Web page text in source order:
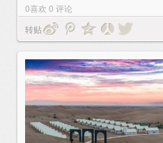
0喜欢 0 评论
转贴